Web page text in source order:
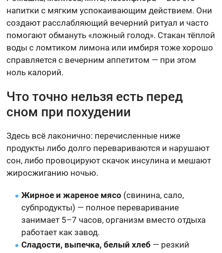
напитки с мягким успокаивающим действием. Они
создают расслабляющий вечерний ритуал и часто
помогают обмануть «ложный голод». Стакан тёплой
воды с ломтиком лимона или имбиря тоже хорошо
справляется с вечерним аппетитом — при этом
ноль калорий.
Что точно нельзя есть перед
сном при похудении
Здесь всё лаконично: перечисленные ниже
продукты либо долго перевариваются и нарушают
сон, либо провоцируют скачок инсулина и мешают
жиросжиганию ночью.
Жирное и жареное мясо (свинина, сало,
субпродукты) — полное переваривание
занимает 5–7 часов, организм вместо отдыха
работает как завод.
Сладости, выпечка, белый хлеб — резкий